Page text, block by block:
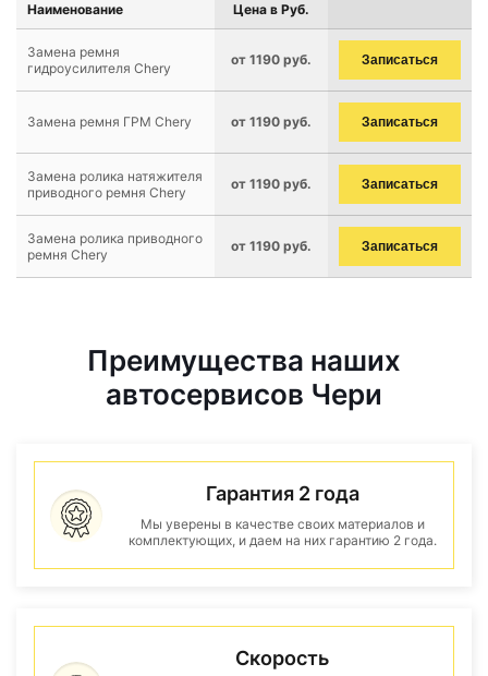
Наименование Цена в Руб.
Замена ремня
гидроусилителя Chery
от 1190 руб. Записаться
Замена ремня ГРМ Chery от 1190 руб. Записаться
Замена ролика натяжителя
приводного ремня Chery
от 1190 руб. Записаться
Замена ролика приводного
ремня Chery
от 1190 руб. Записаться
Преимущества наших
автосервисов Чери
Гарантия 2 года
Мы уверены в качестве своих материалов и
комплектующих, и даем на них гарантию 2 года.
Скорость